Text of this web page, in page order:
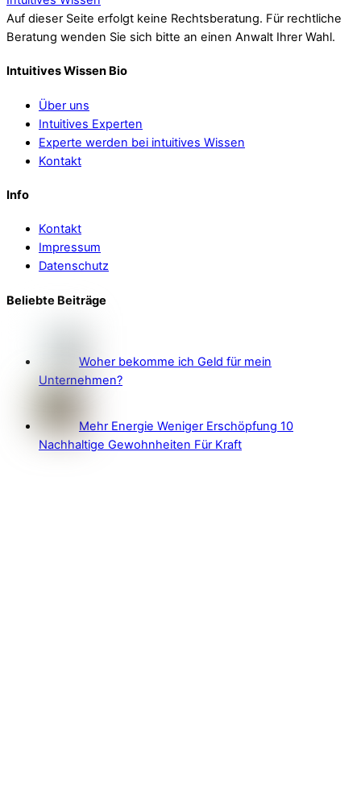
Auf dieser Seite erfolgt keine Rechtsberatung. Für rechtliche
Beratung wenden Sie sich bitte an einen Anwalt Ihrer Wahl.
Intuitives Wissen Bio
Über uns
Intuitives Experten
Experte werden bei intuitives Wissen
Kontakt
Info
Kontakt
Impressum
Datenschutz
Beliebte Beiträge
Woher bekomme ich Geld für mein
Unternehmen?
Mehr Energie Weniger Erschöpfung 10
Nachhaltige Gewohnheiten Für Kraft